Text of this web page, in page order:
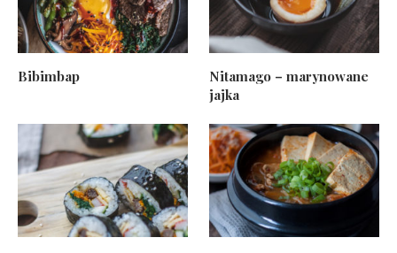
Bibimbap
Nitamago – marynowane
jajka